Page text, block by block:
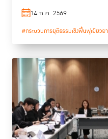
14 ก.ค. 2569
#กระบวนการยุติธรรมเชิงฟื้นฟูเยียวยา